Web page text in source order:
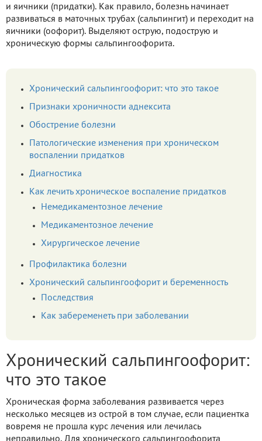
и яичники (придатки). Как правило, болезнь начинает
развиваться в маточных трубах (сальпингит) и переходит на
яичники (оофорит). Выделяют острую, подострую и
хроническую формы сальпингоофорита.
Хронический сальпингоофорит: что это такое
Признаки хроничности аднексита
Обострение болезни
Патологические изменения при хроническом
воспалении придатков
Диагностика
Как лечить хроническое воспаление придатков
Немедикаментозное лечение
Медикаментозное лечение
Хирургическое лечение
Профилактика болезни
Хронический сальпингоофорит и беременность
Последствия
Как забеременеть при заболевании
Хронический сальпингоофорит:
что это такое
Хроническая форма заболевания развивается через
несколько месяцев из острой в том случае, если пациентка
вовремя не прошла курс лечения или лечилась
неправильно. Для хронического сальпингоофорита